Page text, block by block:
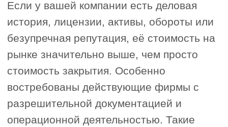
продажи
1
Ответственность за долги
компании
владельцев могут привлечь к
обязательствам фирмы.
Ошибки в документах
Неверное оформление способно
привести к срыву сделки, судебным